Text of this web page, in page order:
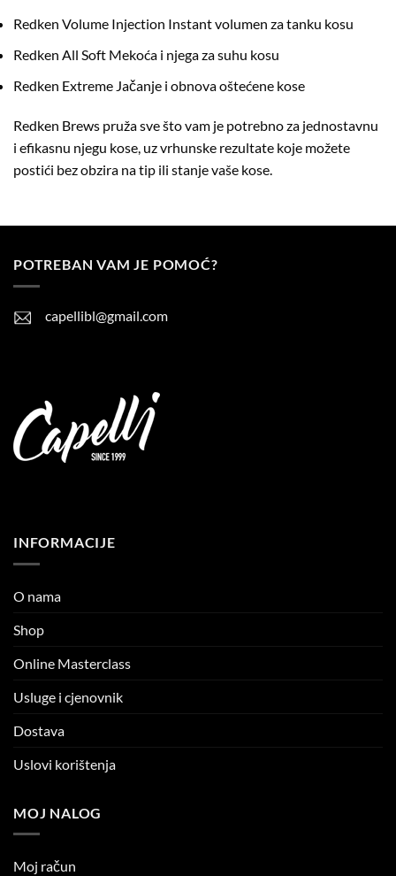
Redken Volume Injection Instant volumen za tanku kosu
Redken All Soft Mekoća i njega za suhu kosu
Redken Extreme Jačanje i obnova oštećene kose
Redken Brews pruža sve što vam je potrebno za jednostavnu
i efikasnu njegu kose, uz vrhunske rezultate koje možete
postići bez obzira na tip ili stanje vaše kose.
POTREBAN VAM JE POMOĆ?
capellibl@gmail.com
INFORMACIJE
O nama
Shop
Online Masterclass
Usluge i cjenovnik
Dostava
Uslovi korištenja
MOJ NALOG
Moj račun